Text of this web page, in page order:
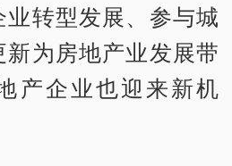
转型发展、参与城
为房地产业发展带
产企业也迎来新机